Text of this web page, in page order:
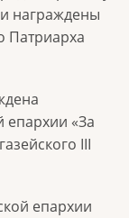
награждены
Патриарха
епархии «За
III
епархии